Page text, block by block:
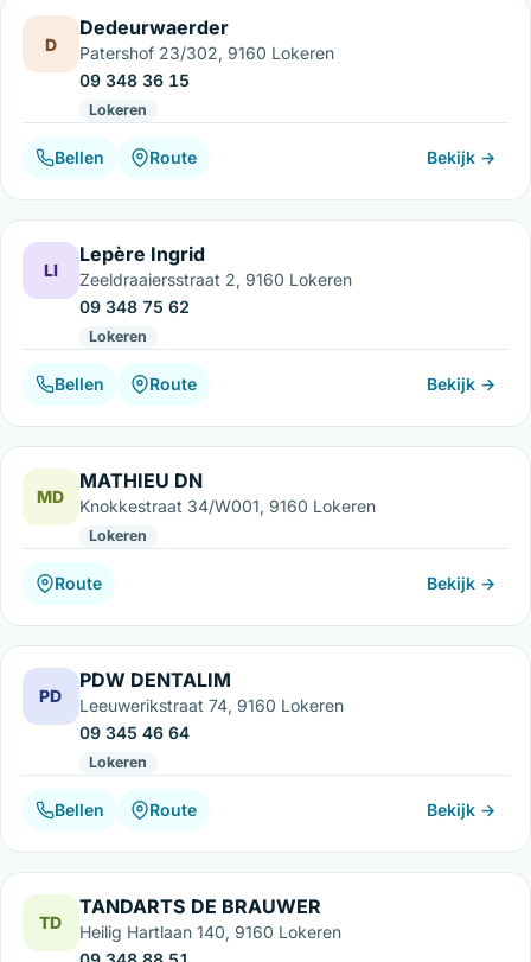
D
Dedeurwaerder
Patershof 23/302, 9160 Lokeren
09 348 36 15
Lokeren
Bellen Route Bekijk →
LI
Lepère Ingrid
Zeeldraaiersstraat 2, 9160 Lokeren
09 348 75 62
Lokeren
Bellen Route Bekijk →
MD
MATHIEU DN
Knokkestraat 34/W001, 9160 Lokeren
Lokeren
Route Bekijk →
PD
PDW DENTALIM
Leeuwerikstraat 74, 9160 Lokeren
09 345 46 64
Lokeren
Bellen Route Bekijk →
TD
TANDARTS DE BRAUWER
Heilig Hartlaan 140, 9160 Lokeren